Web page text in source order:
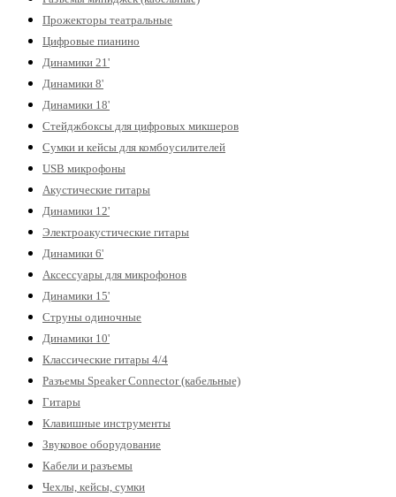
Прожекторы театральные
Цифровые пианино
Динамики 21'
Динамики 8'
Динамики 18'
Стейджбоксы для цифровых микшеров
Сумки и кейсы для комбоусилителей
USB микрофоны
Акустические гитары
Динамики 12'
Электроакустические гитары
Динамики 6'
Аксессуары для микрофонов
Динамики 15'
Струны одиночные
Динамики 10'
Классические гитары 4/4
Разъемы Speaker Connector (кабельные)
Гитары
Клавишные инструменты
Звуковое оборудование
Кабели и разъемы
Чехлы, кейсы, сумки